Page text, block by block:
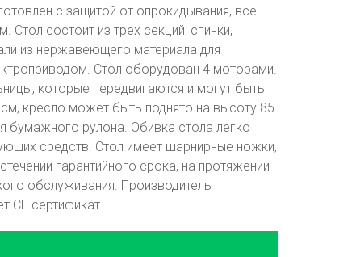
с защитой от опрокидывания, все
Стол состоит из трех секций: спинки,
из нержавеющего материала для
Стол оборудован 4 моторами.
которые передвигаются и могут быть
кресло может быть поднято на высоту 85
бумажного рулона. Обивка стола легко
средств. Стол имеет шарнирные ножки,
гарантийного срока, на протяжении
обслуживания. Производитель
СЕ сертификат.